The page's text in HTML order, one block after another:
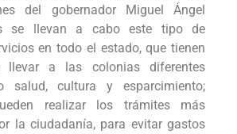
del gobernador Miguel Ángel
se llevan a cabo este tipo de
en todo el estado, que tienen
llevar a las colonias diferentes
salud, cultura y esparcimiento;
realizar los trámites más
la ciudadanía, para evitar gastos